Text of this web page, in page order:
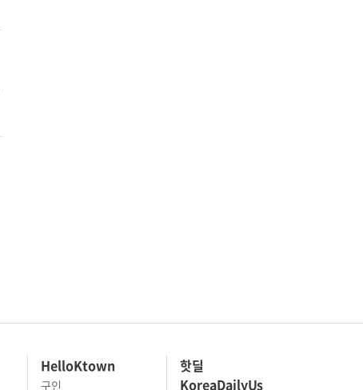
HelloKtown
구인
핫딜
KoreaDailyUs